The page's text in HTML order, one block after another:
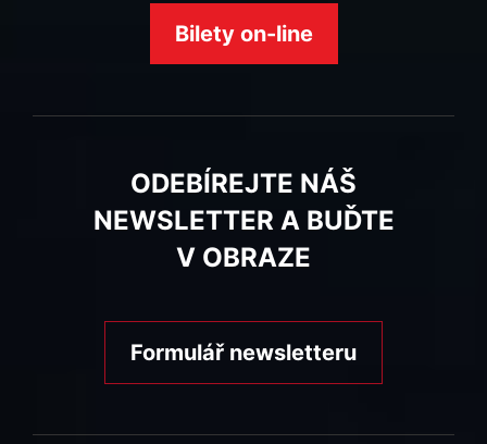
Bilety on-line
ODEBÍREJTE NÁŠ
NEWSLETTER A BUĎTE
V OBRAZE
Formulář newsletteru